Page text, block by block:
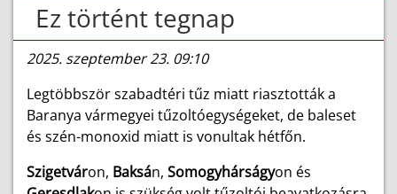
Ez történt tegnap
2025. szeptember 23. 09:10
Legtöbbször szabadtéri tűz miatt riasztották a
Baranya vármegyei tűzoltóegységeket, de baleset
és szén-monoxid miatt is vonultak hétfőn.
Szigetváron, Baksán, Somogyhárságyon és